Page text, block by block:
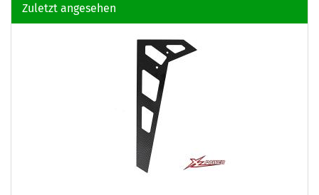
Zuletzt angesehen